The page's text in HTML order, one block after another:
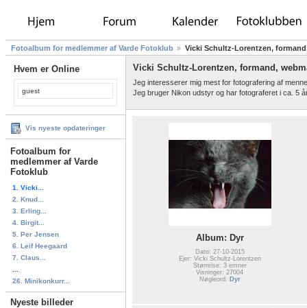
Fotoalbum for medlemmer af Varde Fotoklub Vicki Schultz-Lorentzen,
Hvem er Online
guest
Vis nyeste opdateringer
Fotoalbum for
medlemmer af Varde
Fotoklub
1. Vicki...
2. Knud...
3. Erling...
4. Birgit...
5. Per Jensen
6. Leif Heegaard
7. Claus...
26. Minikonkurr...
Nyeste billeder
Vicki Schultz-Lorentzen, formand,
Jeg interesserer mig mest for fotografering af
Jeg bruger Nikon udstyr og har fotograferet i ca. 5
Album: Dyr
Dato: 27-10-2015
Ejer: Vicki Schultz-Lorentzen
Størrelse: 3 emner
Visninger: 27004
Nøgleord: Dyr